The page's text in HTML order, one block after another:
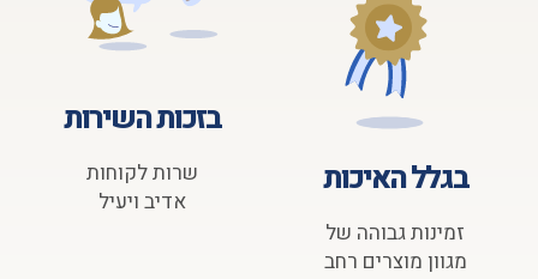
בגלל האיכות
זמינות גבוהה של
מגוון מוצרים רחב
בזכות השירות
שרות לקוחות
אדיב ויעיל